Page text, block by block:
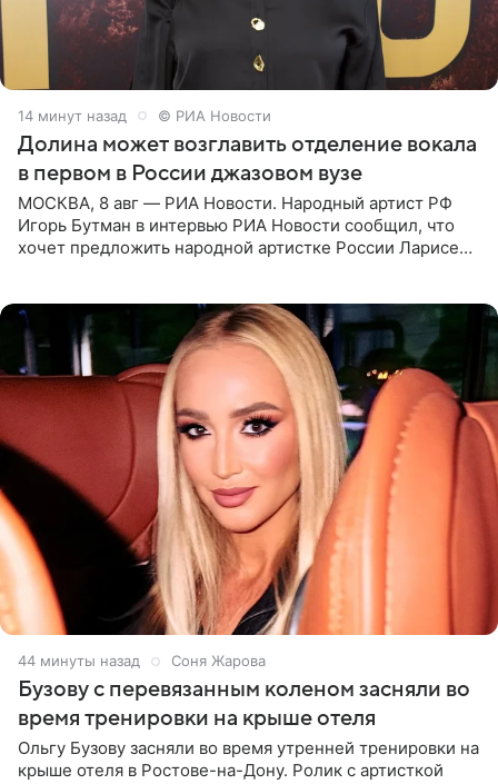
14 минут назад © РИА Новости
Долина может возглавить отделение вокала
в первом в России джазовом вузе
МОСКВА, 8 авг — РИА Новости. Народный артист РФ
Игорь Бутман в интервью РИА Новости сообщил, что
хочет предложить народной артистке России Ларисе
44 минуты назад Соня Жарова
Бузову с перевязанным коленом засняли во
время тренировки на крыше отеля
Ольгу Бузову засняли во время утренней тренировки на
крыше отеля в Ростове-на-Дону. Ролик с артисткой